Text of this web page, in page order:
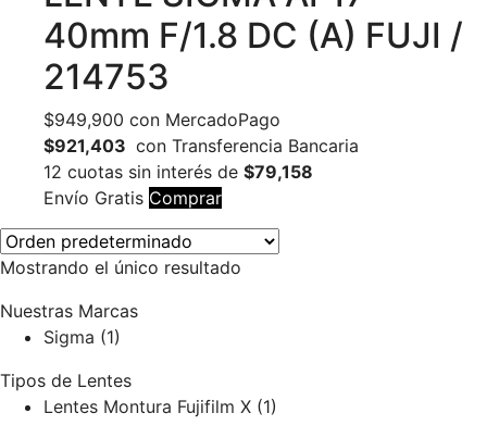
40mm F/1.8 DC (A) FUJI /
214753
$949,900 con MercadoPago
$921,403 con Transferencia Bancaria
12 cuotas sin interés de $79,158
Envío Gratis Comprar
Mostrando el único resultado
Nuestras Marcas
Sigma (1)
Tipos de Lentes
Lentes Montura Fujifilm X (1)